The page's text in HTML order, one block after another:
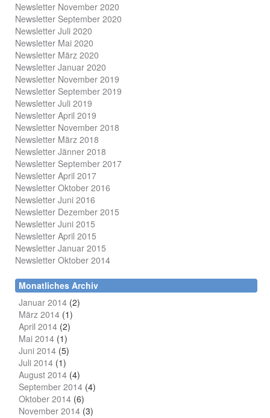
Newsletter November 2020
Newsletter September 2020
Newsletter Juli 2020
Newsletter Mai 2020
Newsletter März 2020
Newsletter Januar 2020
Newsletter November 2019
Newsletter September 2019
Newsletter Juli 2019
Newsletter April 2019
Newsletter November 2018
Newsletter März 2018
Newsletter Jänner 2018
Newsletter September 2017
Newsletter April 2017
Newsletter Oktober 2016
Newsletter Juni 2016
Newsletter Dezember 2015
Newsletter Juni 2015
Newsletter April 2015
Newsletter Januar 2015
Newsletter Oktober 2014
Monatliches Archiv
Januar 2014 (2)
März 2014 (1)
April 2014 (2)
Mai 2014 (1)
Juni 2014 (5)
Juli 2014 (1)
August 2014 (4)
September 2014 (4)
Oktober 2014 (6)
November 2014 (3)